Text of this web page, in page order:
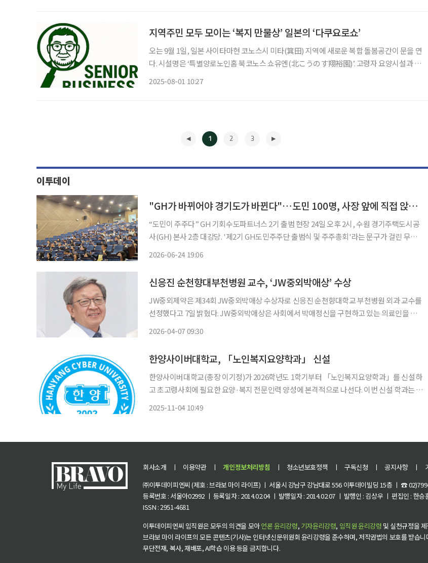
지역주민 모두 모이는 ‘복지 만물상’ 일본의 ‘다쿠요로쇼’
오는 9월 1일, 일본 사이타마현 코노스시 미타(箕田) 지역에 새로운 복합 돌봄공간이 문을 연
다. 시설명은 ‘특별양로노인홈 북코노스 쇼유엔(北こうのす翔裕園)’. 고령자 요양시설과 데
2025-08-01 10:27
1 2 3
이투데이
"GH가 바뀌어야 경기도가 바뀐다"…도민 100명, 사장 앞에 직접 앉았다
“도민이 주주다” GH 기회수도파트너스 2기 출범 현장 24일 오후 2시, 수원 경기주택도시공
사(GH) 본사 2층 대강당. '제2기 GH도민주주단 출범식 및 주주총회'라는 문구가 걸린 무대
2026-06-24 19:06
신응진 순천향대부천병원 교수, ‘JW중외박애상’ 수상
JW중외제약은 제34회 JW중외박애상 수상자로 신응진 순천향대학교 부천병원 외과 교수를
선정했다고 7일 밝혔다. JW중외박애상은 사회에서 박애정신을 구현하고 있는 의료인을 발
2026-04-07 09:30
한양사이버대학교, 「노인복지요양학과」 신설
한양사이버대학교(총장 이기정)가 2026학년도 1학기부터 「노인복지요양학과」를 신설하
고 초고령사회에 필요한 요양·복지 전문인력 양성에 본격적으로 나선다. 이번 신설 학과는 사
2025-11-04 10:49
회사소개 ㅣ 이용약관 ㅣ 개인정보처리방침 ㅣ 청소년보호정책 ㅣ 구독신청 ㅣ 공지사항 ㅣ
㈜이투데이피엔씨 (제호 : 브라보 마이 라이프) ㅣ 서울시 강남구 강남대로 556 이투데이빌딩 15층 ㅣ ☎
등록번호 : 서울아02992 ㅣ 등록일자 : 2014.02.04 ㅣ 발행일자 : 2014.02.07 ㅣ 발행인 : 김상우 ㅣ 편집인 : 한
ISSN : 2951-4681
이투데이피엔씨 임직원은 모두의 의견을 모아언론 윤리강령, 기자윤리강령, 임직원 윤리강령 및 실천규정을
브라보 마이 라이프의 모든 콘텐츠(기사)는 인터넷신문위원회 윤리강령을 준수하며, 저작권법의 보호를 받습니
무단전재, 복사, 재배포, AI학습 이용 등을 금지합니다.